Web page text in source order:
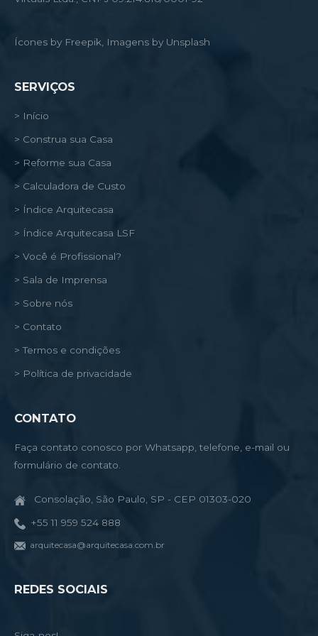
Ícones by Freepik, Imagens by Unsplash
SERVIÇOS
> Início
> Construa sua Casa
> Reforme sua Casa
> Calculadora de Custo
> Índice Arquitecasa
> Índice Arquitecasa LSF
> Você é Profissional?
> Sala de Imprensa
> Sobre nós
> Contato
> Termos e condições
> Política de privacidade
CONTATO
Faça contato conosco por Whatsapp, telefone, e-mail ou
formulário de contato.
Consolação, São Paulo, SP - CEP 01303-020
+55 11 959 524 888
arquitecasa@arquitecasa.com.br
REDES SOCIAIS